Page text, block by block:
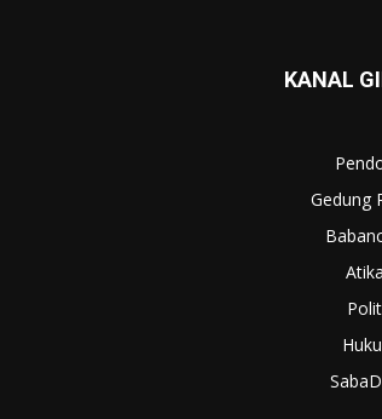
KANAL
Gedung